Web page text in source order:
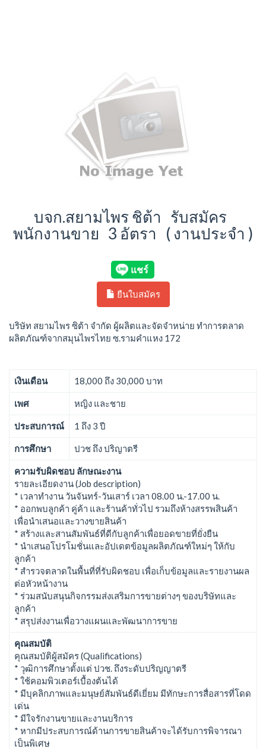
บจก.สยามไพร ชิต้า รับสมัคร
พนักงานขาย 3 อัตรา ( งานประจำ )
ยืนใบสมัคร
บริษัท สยามไพร ซิต้า จำกัด ผู้ผลิตและจัดจำหน่าย ทำการตลาด
ผลิตภัณฑ์จากสมุนไพรไทย ซ.รามคำแหง 172
เงินเดือน 18,000 ถึง 30,000 บาท
เพศ หญิง และชาย
ประสบการณ์ 1 ถึง 3 ปี
การศึกษา ปวช ถึง ปริญาตรี
ความรับผิดชอบ ลักษณะงาน
รายละเอียดงาน (Job description)
* เวลาทำงาน วันจันทร์-วันเสาร์ เวลา 08.00 น.-17.00 น.
* ออกพบลูกค้า คู่ค้า และร้านค้าทั่วไป รวมถึงห้างสรรพสินค้า
เพื่อนำเสนอและวางขายสินค้า
* สร้างและสานสัมพันธ์ที่ดีกับลูกค้าเพื่อยอดขายที่ยั่งยืน
* นำเสนอโปรโมชั่นและอัปเดตข้อมูลผลิตภัณฑ์ใหม่ๆ ให้กับ
ลูกค้า
* สำรวจตลาดในพื้นที่ที่รับผิดชอบ เพื่อเก็บข้อมูลและรายงานผล
ต่อหัวหน้างาน
* ร่วมสนับสนุนกิจกรรมส่งเสริมการขายต่างๆ ของบริษัทและ
ลูกค้า
* สรุปส่งงานเพื่อวางแผนและพัฒนาการขาย
คุณสมบัติ
คุณสมบัติผู้สมัคร (Qualifications)
* วุฒิการศึกษาตั้งแต่ ปวช. ถึงระดับปริญญาตรี
* ใช้คอมพิวเตอร์เบื้องต้นได้
* มีบุคลิกภาพและมนุษย์สัมพันธ์ดีเยี่ยม มีทักษะการสื่อสารที่โดด
เด่น
* มีใจรักงานขายและงานบริการ
* หากมีประสบการณ์ด้านการขายสินค้าจะได้รับการพิจารณา
เป็นพิเศษ